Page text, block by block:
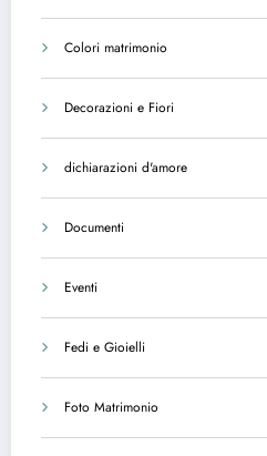
Colori matrimonio
Decorazioni e Fiori
dichiarazioni d'amore
Documenti
Eventi
Fedi e Gioielli
Foto Matrimonio